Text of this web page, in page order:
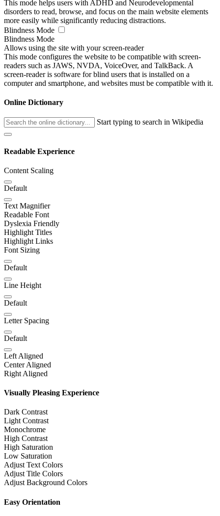
This mode helps users with ADHD and Neurodevelopmental
disorders to read, browse, and focus on the main website elements
more easily while significantly reducing distractions.
Blindness Mode
Blindness Mode
Allows using the site with your screen-reader
This mode configures the website to be compatible with screen-
readers such as JAWS, NVDA, VoiceOver, and TalkBack. A
screen-reader is software for blind users that is installed on a
computer and smartphone, and websites must be compatible with it.
Online Dictionary
Start typing to search in Wikipedia
Readable Experience
Content Scaling
Default
Text Magnifier
Readable Font
Dyslexia Friendly
Highlight Titles
Highlight Links
Font Sizing
Default
Line Height
Default
Letter Spacing
Default
Left Aligned
Center Aligned
Right Aligned
Visually Pleasing Experience
Dark Contrast
Light Contrast
Monochrome
High Contrast
High Saturation
Low Saturation
Adjust Text Colors
Adjust Title Colors
Adjust Background Colors
Easy Orientation